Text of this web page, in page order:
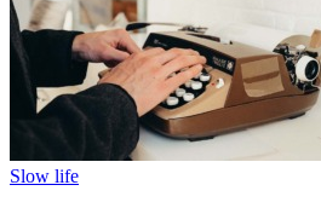
Slow life